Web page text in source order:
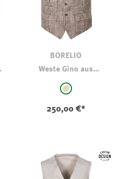
BORELIO
Weste Gino aus
auswählen
beige - kariert
250,00 €*